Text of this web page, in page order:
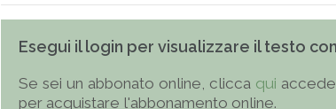
Esegui il login per visualizzare il testo
Se sei un abbonato online, clicca qui
per acquistare l'abbonamento online.